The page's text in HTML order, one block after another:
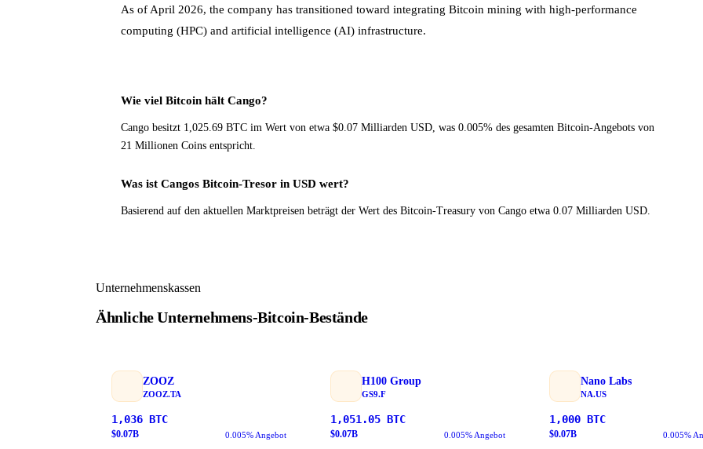
As of April 2026, the company has transitioned toward integrating Bitcoin mining with high-performance
computing (HPC) and artificial intelligence (AI) infrastructure.
Wie viel Bitcoin hält Cango?
Cango besitzt 1,025.69 BTC im Wert von etwa $0.07 Milliarden USD, was 0.005% des gesamten Bitcoin-Angebots von
21 Millionen Coins entspricht.
Was ist Cangos Bitcoin-Tresor in USD wert?
Basierend auf den aktuellen Marktpreisen beträgt der Wert des Bitcoin-Treasury von Cango etwa 0.07 Milliarden USD.
Unternehmenskassen
Ähnliche Unternehmens-Bitcoin-Bestände
ZOOZ
ZOOZ.TA
1,036 BTC
$0.07B 0.005% Angebot
H100 Group
GS9.F
1,051.05 BTC
$0.07B 0.005% Angebot
Nano Labs
NA.US
1,000 BTC
$0.07B 0.005%